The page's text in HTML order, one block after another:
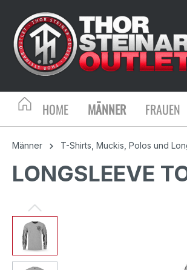
HOME MÄNNER FRAUEN
Männer T-Shirts, Muckis, Polos und
LONGSLEEVE